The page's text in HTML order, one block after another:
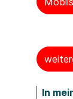
In